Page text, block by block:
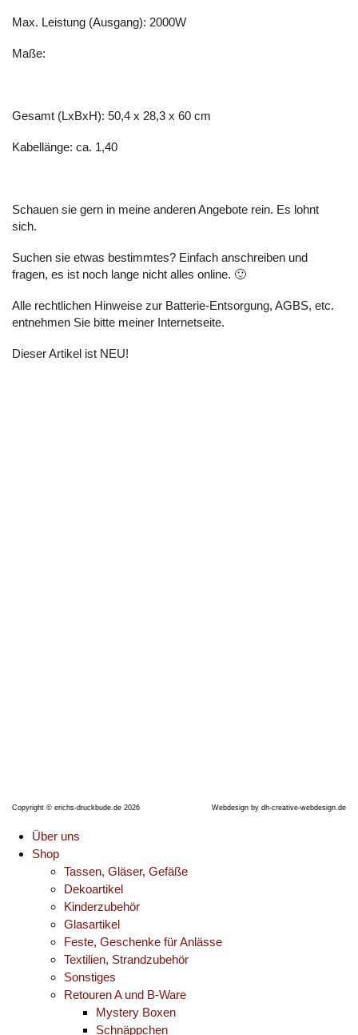
Max. Leistung (Ausgang): 2000W
Maße:
Gesamt (LxBxH): 50,4 x 28,3 x 60 cm
Kabellänge: ca. 1,40
Schauen sie gern in meine anderen Angebote rein. Es lohnt
sich.
Suchen sie etwas bestimmtes? Einfach anschreiben und
fragen, es ist noch lange nicht alles online. 🙂
Alle rechtlichen Hinweise zur Batterie-Entsorgung, AGBS, etc.
entnehmen Sie bitte meiner Internetseite.
Dieser Artikel ist NEU!
Copyright © erichs-druckbude.de 2026 Webdesign by dh-creative-webdesign.de
Über uns
Shop
Tassen, Gläser, Gefäße
Dekoartikel
Kinderzubehör
Glasartikel
Feste, Geschenke für Anlässe
Textilien, Strandzubehör
Sonstiges
Retouren A und B-Ware
Mystery Boxen
Schnäppchen